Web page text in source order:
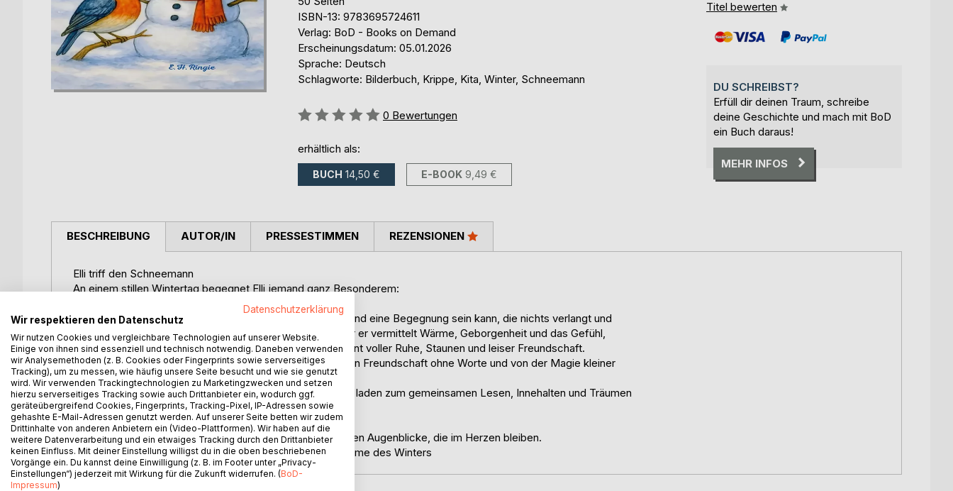
ISBN-13: 9783695724611
Verlag: BoD - Books on Demand
Erscheinungsdatum: 05.01.2026
Sprache: Deutsch
Schlagworte: Bilderbuch, Krippe, Kita, Winter, Schneemann
Bewertung::
0 Bewertungen
erhältlich als:
BUCH 14,50 € E-BOOK 9,49 €
Titel bewerten
DU SCHREIBST?
Erfüll dir deinen Traum, schreibe
deine Geschichte und mach mit BoD
ein Buch daraus!
MEHR INFOS
BESCHREIBUNG
Elli triff den Schneemann
An einem stillen Wintertag begegnet Elli jemand ganz Besonderem:
einem Schneemann, der lächelt, zuhört und einfach da ist.
In dieser liebevollen Geschichte entdeckt Elli, wie wohltuend eine Begegnung sein kann, die nichts verlangt und
doch viel schenkt. Der Schneemann spricht nicht viel aber er vermittelt Wärme, Geborgenheit und das Gefühl,
gesehen zu werden. Gemeinsam erleben sie einen Moment voller Ruhe, Staunen und leiser Freundschaft.
Elli trifft den Schneemann erzählt von Nähe in der Stille, von Freundschaft ohne Worte und von der Magie kleiner
Winterwunder.
Die sanften Illustrationen und der klare, kindgerechte Text laden zum gemeinsamen Lesen, Innehalten und Träumen
ein.
Ein Buch für Kinder im Alter von 2 bis 6 Jahren
für gemütliche Wintertage, ruhige Abende und all die kleinen Augenblicke, die im Herzen bleiben.
Ein Elli-Buch über Begegnung, Vertrauen und die leise Wärme des Winters
AUTOR/IN PRESSESTIMMEN REZENSIONEN
Datenschutzerklärung
Wir respektieren den Datenschutz
Wir nutzen Cookies und vergleichbare Technologien auf unserer Website.
Einige von ihnen sind essenziell und technisch notwendig. Daneben verwenden
wir Analysemethoden (z. B. Cookies oder Fingerprints sowie serverseitiges
Tracking), um zu messen, wie häufig unsere Seite besucht und wie sie genutzt
wird. Wir verwenden Trackingtechnologien zu Marketingzwecken und setzen
hierzu serverseitiges Tracking sowie auch Drittanbieter ein, wodurch ggf.
geräteübergreifend Cookies, Fingerprints, Tracking-Pixel, IP-Adressen sowie
gehashte E-Mail-Adressen genutzt werden. Auf unserer Seite betten wir zudem
Drittinhalte von anderen Anbietern ein (Video-Plattformen). Wir haben auf die
weitere Datenverarbeitung und ein etwaiges Tracking durch den Drittanbieter
keinen Einfluss. Mit deiner Einstellung willigst du in die oben beschriebenen
Vorgänge ein. Du kannst deine Einwilligung (z. B. im Footer unter „Privacy-
Einstellungen“) jederzeit mit Wirkung für die Zukunft widerrufen. (BoD-
Impressum)